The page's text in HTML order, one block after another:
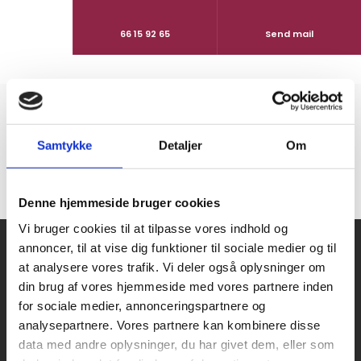
Samtykke Detaljer Om
Denne hjemmeside bruger cookies
Vi bruger cookies til at tilpasse vores indhold og
annoncer, til at vise dig funktioner til sociale medier og til
at analysere vores trafik. Vi deler også oplysninger om
din brug af vores hjemmeside med vores partnere inden
for sociale medier, annonceringspartnere og
analysepartnere. Vores partnere kan kombinere disse
data med andre oplysninger, du har givet dem, eller som
66 15 92 65 Send mail
MORTENS AFTEN​
Hos Slagteren i Rosengårdcentret i Odense beskæftiger vi
kun veluddannet fagfolk, som alle har deres eget speciale.